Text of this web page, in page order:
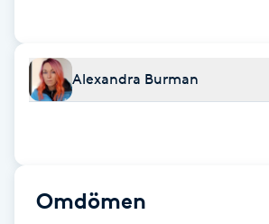
Hårbottenbehandling
HårförlängningAlexandra Burman
Omdömen